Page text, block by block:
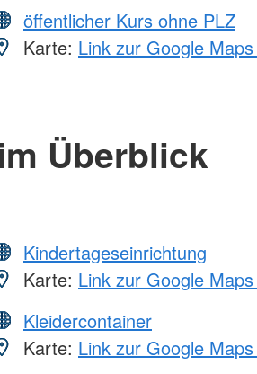
öffentlicher Kurs ohne PLZ
Karte: Link zur Google
Überblick
Kindertageseinrichtung
Karte: Link zur Google
Kleidercontainer
Karte: Link zur Google